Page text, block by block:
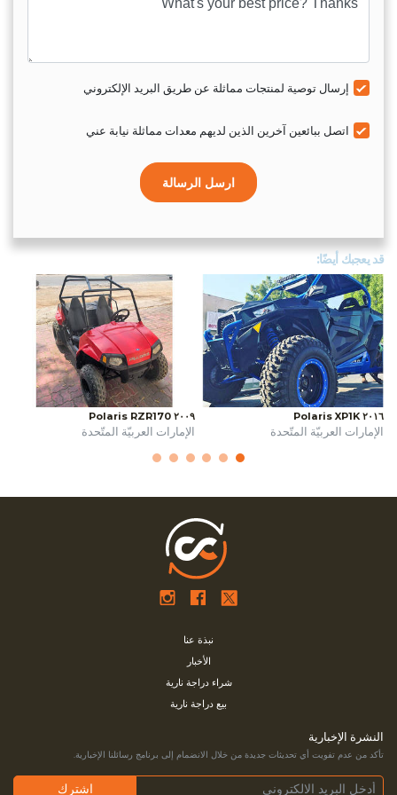
إرسال توصية لمنتجات مماثلة عن طريق البريد الإلكتروني
اتصل ببائعين آخرين الذين لديهم معدات مماثلة نيابة عني
ارسل الرسالة
قد يعجبك أيضًا:
٢٠١٦ Polaris XP1K
الإمارات العربيّة المتّحدة
٢٠٠٩ Polaris RZR170
الإمارات العربيّة المتّحدة
نبذة عنا
الأخبار
شراء دراجة نارية
بيع دراجة نارية
النشرة الإخبارية
تأكد من عدم تفويت أي تحديثات جديدة من خلال الانضمام إلى برنامج رسائلنا الإخبارية.